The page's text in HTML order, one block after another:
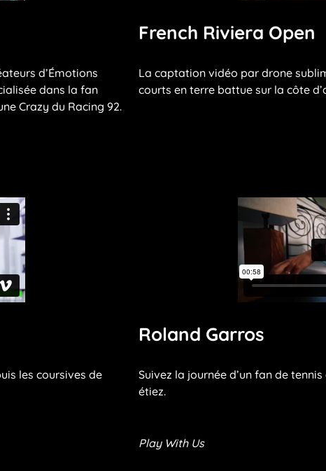
d’Émotions
dans la fan
Crazy du Racing 92.
French Riviera Open
La captation vidéo par drone
courts en terre battue sur la côte
les coursives de
Roland Garros
Suivez la journée d’un fan de
étiez.
Play With Us